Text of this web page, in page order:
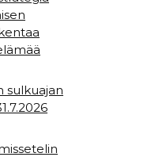
sulkuajan